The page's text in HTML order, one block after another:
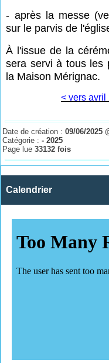
- après la messe
sur le parvis de
À l'issue de la
sera servi à tous les
la Maison Mérignac.
< vers avril
Date de création :09/06/2025
Catégorie :- 2025
Page lue33132 fois
Calendrier